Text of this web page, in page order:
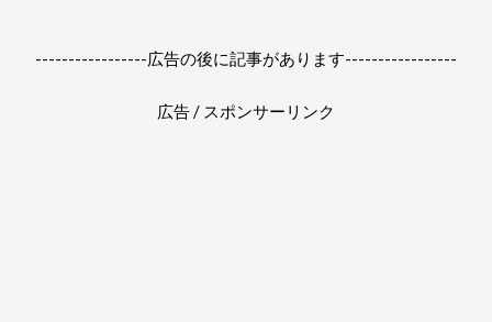
-----------------広告の後に記事があります-----------------
広告 / スポンサーリンク